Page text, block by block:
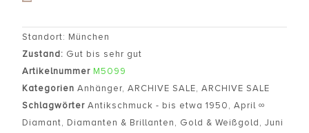
Standort: München
Zustand: Gut bis sehr gut
Artikelnummer M5099
Kategorien Anhänger, ARCHIVE SALE, ARCHIVE SALE
Schlagwörter Antikschmuck - bis etwa 1950, April ∞
Diamant, Diamanten & Brillanten, Gold & Weißgold, Juni